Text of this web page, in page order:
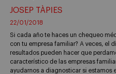
JOSEP TÀPIES
22/01/2018
Si cada año te haces un chequeo
con tu empresa familiar? A veces, el
resultados pueden hacer que
característico de las empresas
ayudarnos a diagnosticar si estamos